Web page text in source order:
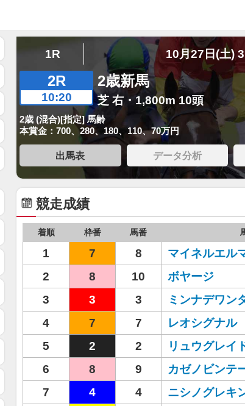
1R 10月27日(土)
2R
10:20
2歳新馬
芝 右・1,800m 10頭
2歳 (混合)[指定] 馬齢
本賞金：700、280、180、110、70万円
出馬表 データ分析
競走成績
着順 枠番 馬番
1 7 8 マイネルエル
2
8 10 ボヤージ
3
3 3 ミンナデワン
4
7 7 レオシグナル
5
2 2 リュウグレイ
6
8 9 カゼノビンテ
7
4 4 ニシノグレキ